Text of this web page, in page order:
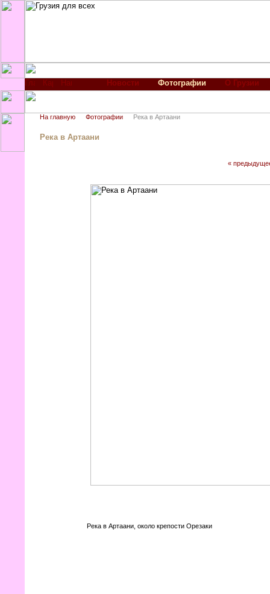
Новости Фотографии О Грузии
На главную Фотографии Река в Артаани
Река в Артаани
«
Река в Артаани, около крепости Орезаки